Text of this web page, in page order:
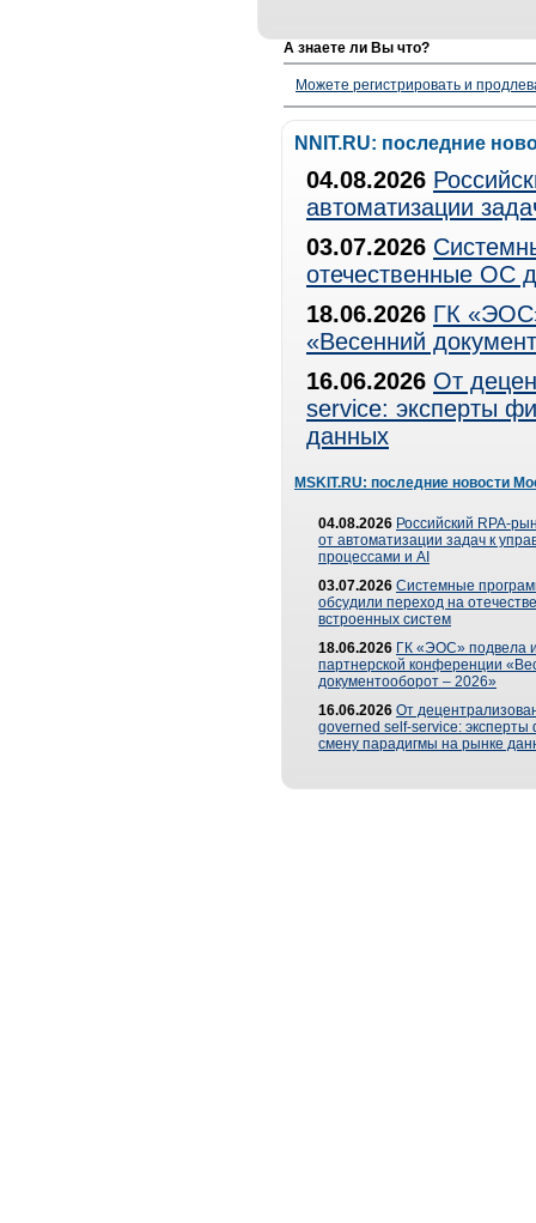
А знаете ли Вы что?
Можете регистрировать и
NNIT.RU: последние
04.08.2026
автоматизации
03.07.2026
отечественные ОС
18.06.2026 ГК
«Весенний
16.06.2026 От
service: эксперты
данных
MSKIT.RU: последние новости
04.08.2026 Российский RPA-
от автоматизации задач к
процессами и AI
03.07.2026 Системные
обсудили переход на
встроенных систем
18.06.2026 ГК «ЭОС» подвела
партнерской конференции
документооборот – 2026»
16.06.2026 От
governed self-service: эксперты
смену парадигмы на рынке